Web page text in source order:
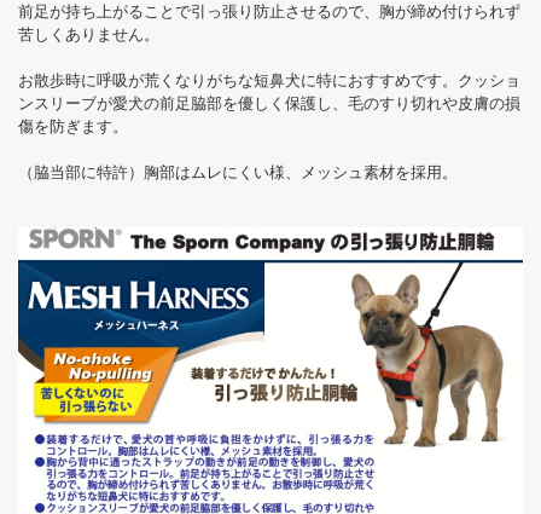
前足が持ち上がることで引っ張り防止させるので、胸が締め付けられず
苦しくありません。
お散歩時に呼吸が荒くなりがちな短鼻犬に特におすすめです。クッショ
ンスリーブが愛犬の前足脇部を優しく保護し、毛のすり切れや皮膚の損
傷を防ぎます。
（脇当部に特許）胸部はムレにくい様、メッシュ素材を採用。